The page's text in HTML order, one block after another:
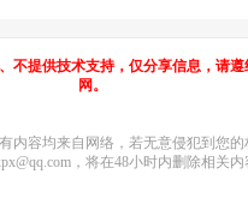
不提供技术支持，仅分享信息，请
网。
内容均来自网络，若无意侵犯到您
，将在48小时内删除相关